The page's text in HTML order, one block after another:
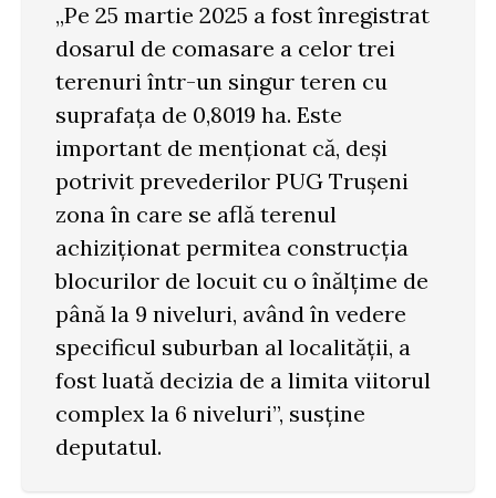
„Pe 25 martie 2025 a fost înregistrat
dosarul de comasare a celor trei
terenuri într-un singur teren cu
suprafața de 0,8019 ha. Este
important de menționat că, deși
potrivit prevederilor PUG Trușeni
zona în care se află terenul
achiziționat permitea construcția
blocurilor de locuit cu o înălțime de
până la 9 niveluri, având în vedere
specificul suburban al localității, a
fost luată decizia de a limita viitorul
complex la 6 niveluri”, susține
deputatul.